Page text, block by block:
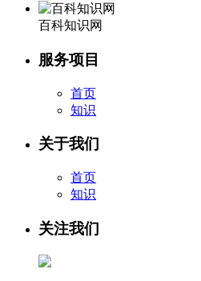
百科知识网
服务项目
首页
知识
关于我们
首页
知识
关注我们